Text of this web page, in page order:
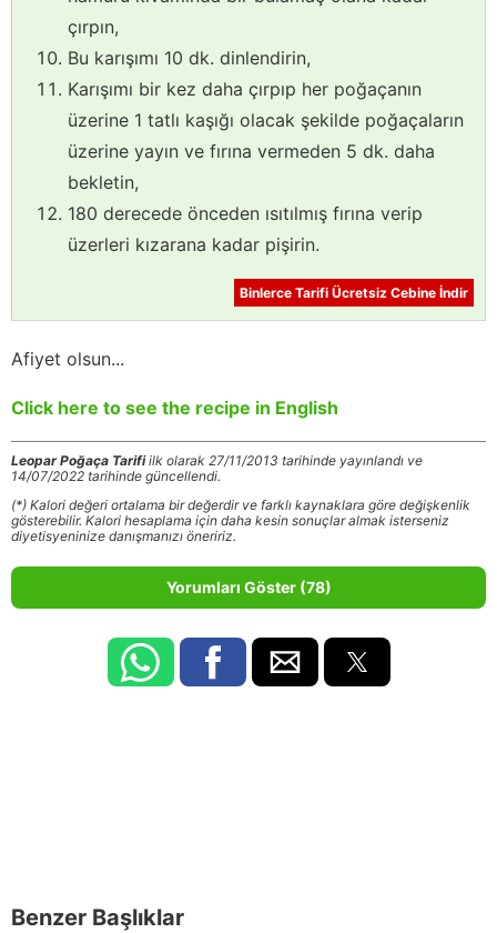
çırpın,
Bu karışımı 10 dk. dinlendirin,
Karışımı bir kez daha çırpıp her poğaçanın
üzerine 1 tatlı kaşığı olacak şekilde poğaçaların
üzerine yayın ve fırına vermeden 5 dk. daha
bekletin,
180 derecede önceden ısıtılmış fırına verip
üzerleri kızarana kadar pişirin.
Binlerce Tarifi Ücretsiz Cebine İndir
Afiyet olsun...
Click here to see the recipe in English
Leopar Poğaça Tarifiilk olarak 27/11/2013 tarihinde yayınlandı ve
14/07/2022 tarihinde güncellendi.
(*) Kalori değeri ortalama bir değerdir ve farklı kaynaklara göre değişkenlik
gösterebilir. Kalori hesaplama için daha kesin sonuçlar almak isterseniz
diyetisyeninize danışmanızı öneririz.
Yorumları Göster (78)
Benzer Başlıklar